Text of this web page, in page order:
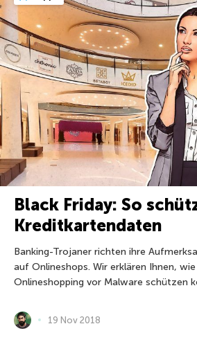
Black Friday: So
Kreditkartendaten
Banking-Trojaner richten ihre
auf Onlineshops. Wir erklären Ihnen,
Onlineshopping vor Malware schützen
19 Nov 2018